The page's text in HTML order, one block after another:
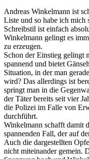
Andreas Winkelmann ist
Liste und so habe ich mich
Schreibstil ist einfach
Winkelmann gelingt es
zu erzeugen.
Schon der Einstieg gelingt
spannend und bietet
Situation, in der man
wird? Das allerdings ist
springt man in die
der Täter bereits seit vier
die Polizei im Falle von
durchführt.
Winkelmann schafft damit
spannenden Fall, der auf
Auch die dargestellten
nicht miteinander gemein.